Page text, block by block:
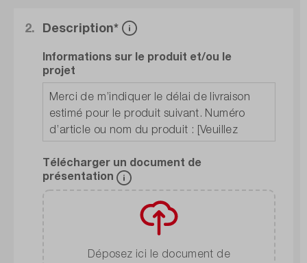
Description*
2.
Informations sur le produit et/ou le
projet
Télécharger un document de
présentation
Déposez ici le document de